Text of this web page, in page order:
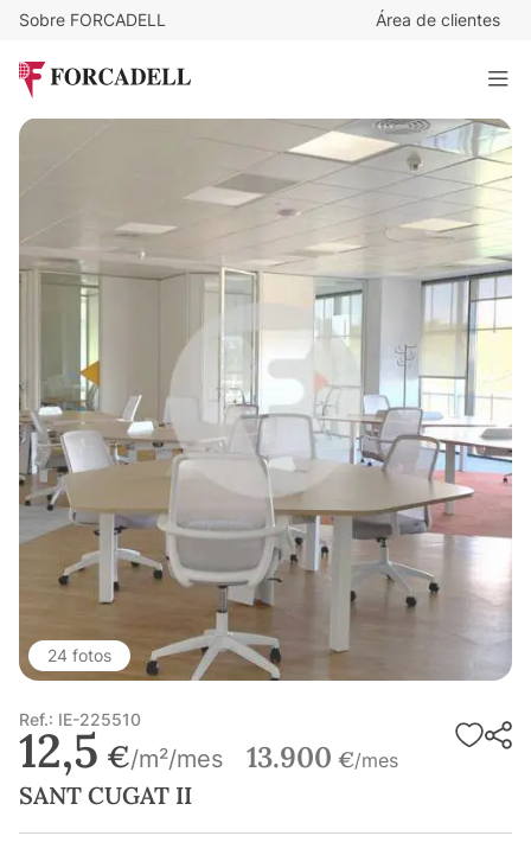
Sobre FORCADELL Área de clientes
SANT CUGAT II
1.112 m²
24 fotos
Ref.: IE-225510
12,5 €/m²/mes 13.900 €/mes
SANT CUGAT II